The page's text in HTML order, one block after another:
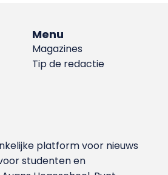
Menu
Magazines
Tip de redactie
platform voor nieuws
studenten en